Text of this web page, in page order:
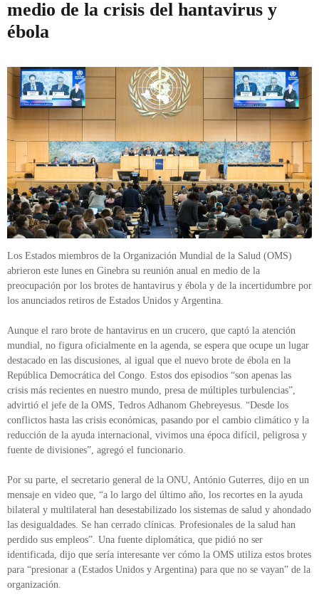
medio de la crisis del hantavirus y
ébola
Los Estados miembros de la Organización Mundial de la Salud (OMS)
abrieron este lunes en Ginebra su reunión anual en medio de la
preocupación por los brotes de hantavirus y ébola y de la incertidumbre por
los anunciados retiros de Estados Unidos y Argentina.
Aunque el raro brote de hantavirus en un crucero, que captó la atención
mundial, no figura oficialmente en la agenda, se espera que ocupe un lugar
destacado en las discusiones, al igual que el nuevo brote de ébola en la
República Democrática del Congo. Estos dos episodios “son apenas las
crisis más recientes en nuestro mundo, presa de múltiples turbulencias”,
advirtió el jefe de la OMS, Tedros Adhanom Ghebreyesus. “Desde los
conflictos hasta las crisis económicas, pasando por el cambio climático y la
reducción de la ayuda internacional, vivimos una época difícil, peligrosa y
fuente de divisiones”, agregó el funcionario.
Por su parte, el secretario general de la ONU, António Guterres, dijo en un
mensaje en video que, “a lo largo del último año, los recortes en la ayuda
bilateral y multilateral han desestabilizado los sistemas de salud y ahondado
las desigualdades. Se han cerrado clínicas. Profesionales de la salud han
perdido sus empleos”. Una fuente diplomática, que pidió no ser
identificada, dijo que sería interesante ver cómo la OMS utiliza estos brotes
para “presionar a (Estados Unidos y Argentina) para que no se vayan” de la
organización.